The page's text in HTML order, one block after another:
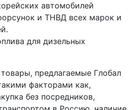
автомобилей
и ТНВД всех марок и
для дизельных
предлагаемые Глобал
факторами как,
без посредников,